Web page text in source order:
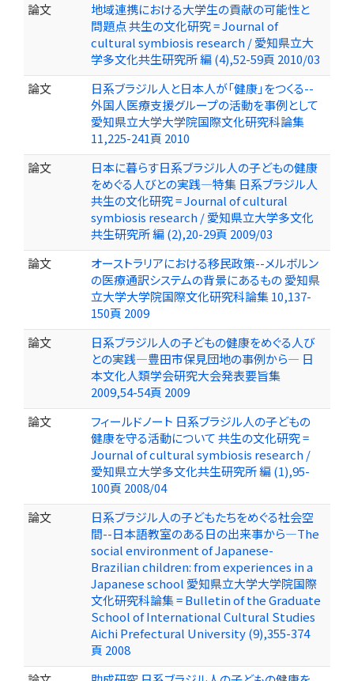
論文
地域連携における大学生の貢献の可能性と
問題点 共生の文化研究 = Journal of
cultural symbiosis research / 愛知県立大
学多文化共生研究所 編 (4),52-59頁 2010/03
論文
日系ブラジル人と日本人が「健康」をつくる--
外国人医療支援グループの活動を事例として
愛知県立大学大学院国際文化研究科論集
11,225-241頁 2010
論文
日本に暮らす日系ブラジル人の子どもの健康
をめぐる人びとの実践—特集 日系ブラジル人
共生の文化研究 = Journal of cultural
symbiosis research / 愛知県立大学多文化
共生研究所 編 (2),20-29頁 2009/03
論文
オーストラリアにおける移民政策--メルボルン
の医療通訳システムの背景にあるもの 愛知県
立大学大学院国際文化研究科論集 10,137-
150頁 2009
論文
日系ブラジル人の子どもの健康をめぐる人び
との実践―豊田市保見団地の事例から― 日
本文化人類学会研究大会発表要旨集
2009,54-54頁 2009
論文
フィールドノート 日系ブラジル人の子どもの
健康を守る活動について 共生の文化研究 =
Journal of cultural symbiosis research /
愛知県立大学多文化共生研究所 編 (1),95-
100頁 2008/04
論文
日系ブラジル人の子どもたちをめぐる社会空
間--日本語教室のある日の出来事から—The
social environment of Japanese-
Brazilian children: from experiences in a
Japanese school 愛知県立大学大学院国際
文化研究科論集 = Bulletin of the Graduate
School of International Cultural Studies
Aichi Prefectural University (9),355-374
頁 2008